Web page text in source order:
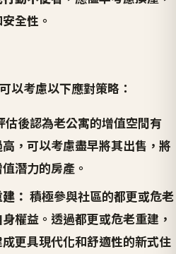
全性。
以考慮以下應對策略：
估後認為老公寓的增值空間有
，可以考慮盡早將其出售，將
潛力的房產。
： 積極參與社區的都更或危老
權益。透過都更或危老重建，
更具現代化和舒適性的新式住